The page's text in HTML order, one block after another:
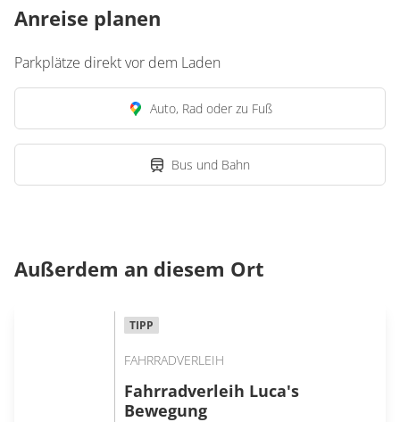
Anreise planen
Parkplätze direkt vor dem Laden
Auto, Rad oder zu Fuß
Bus und Bahn
Außerdem an diesem Ort
TIPP
FAHRRADVERLEIH
Fahrradverleih Luca's
Bewegung